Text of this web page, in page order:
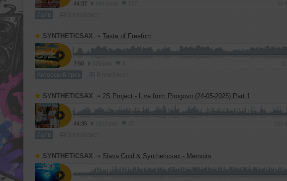
44:37
Лайв
SYNTHETICSAX ➝ Taste of Freefom
7:50
Авторский трек
SYNTHETICSAX ➝ 2S Project - Live from Pirogovo (24-05-2025) Part 1
44:35
Лайв
SYNTHETICSAX ➝ Slava Gold & Syntheticsax - Memoirs